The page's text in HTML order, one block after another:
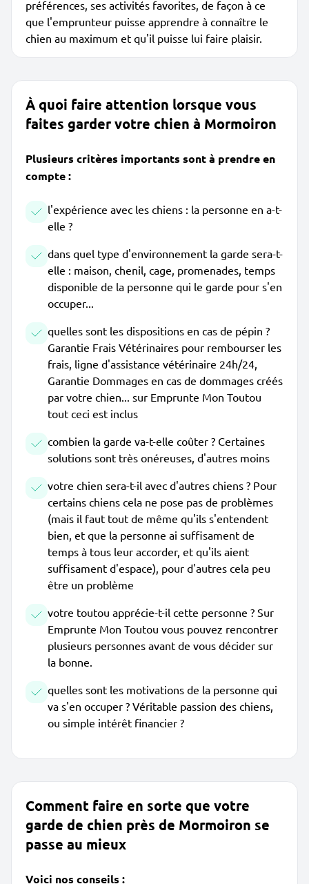
préférences, ses activités favorites, de façon à ce
que l'emprunteur puisse apprendre à connaître le
chien au maximum et qu'il puisse lui faire plaisir.
À quoi faire attention lorsque vous
faites garder votre chien à Mormoiron
Plusieurs critères importants sont à prendre en
compte :
l'expérience avec les chiens : la personne en a-t-
elle ?
dans quel type d'environnement la garde sera-t-
elle : maison, chenil, cage, promenades, temps
disponible de la personne qui le garde pour s'en
occuper...
quelles sont les dispositions en cas de pépin ?
Garantie Frais Vétérinaires pour rembourser les
frais, ligne d'assistance vétérinaire 24h/24,
Garantie Dommages en cas de dommages créés
par votre chien... sur Emprunte Mon Toutou
tout ceci est inclus
combien la garde va-t-elle coûter ? Certaines
solutions sont très onéreuses, d'autres moins
votre chien sera-t-il avec d'autres chiens ? Pour
certains chiens cela ne pose pas de problèmes
(mais il faut tout de même qu'ils s'entendent
bien, et que la personne ai suffisament de
temps à tous leur accorder, et qu'ils aient
suffisament d'espace), pour d'autres cela peu
être un problème
votre toutou apprécie-t-il cette personne ? Sur
Emprunte Mon Toutou vous pouvez rencontrer
plusieurs personnes avant de vous décider sur
la bonne.
quelles sont les motivations de la personne qui
va s'en occuper ? Véritable passion des chiens,
ou simple intérêt financier ?
Comment faire en sorte que votre
garde de chien près de Mormoiron se
passe au mieux
Voici nos conseils :